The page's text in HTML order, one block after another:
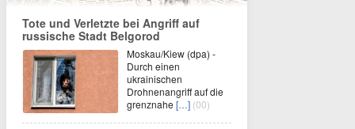
Tote und Verletzte bei Angriff auf
russische Stadt Belgorod
Moskau/Kiew (dpa) -
Durch einen
ukrainischen
Drohnenangriff auf die
grenznahe […] (00)